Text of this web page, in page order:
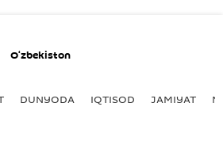
O‘zbekiston
DUNYODA IQTISOD JAMIYAT